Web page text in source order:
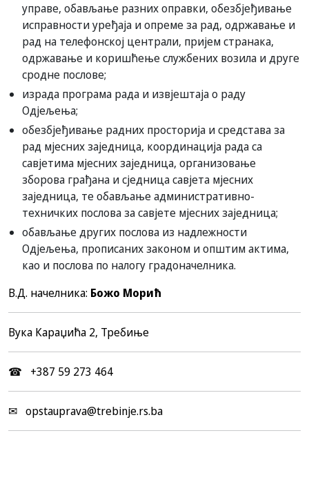
управе, обављање разних оправки, обезбјеђивање
исправности уређаја и опреме за рад, одржавање и
рад на телефонској централи, пријем странака,
одржавање и коришћење службених возила и друге
сродне послове;
израда програма рада и извјештаја о раду
Одјељења;
обезбјеђивање радних просторија и средстава за
рад мјесних заједница, координација рада са
савјетима мјесних заједница, организовање
зборова грађана и сједница савјета мјесних
заједница, те обављање административно-
техничких послова за савјете мјесних заједница;
обављање других послова из надлежности
Одјељења, прописаних законом и општим актима,
као и послова по налогу градоначелника.
В.Д. начелника: Божо Морић
Вука Караџића 2, Требиње
☎ +387 59 273 464
✉ opstauprava@trebinje.rs.ba